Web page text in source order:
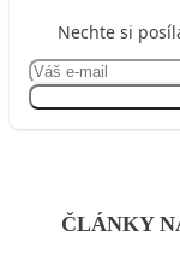
Nechte si
ČLÁNKY